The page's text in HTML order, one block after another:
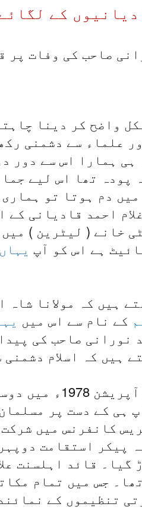
کے
صاحب کی وفات پر
واضح کر دینا
علماء سے دشمنی
ہی ہمارا اس سے دور
پودہ تھا اس لیے
دم ہوتا تو
احمد قادیانی
خانے ( لیٹرین ) میں
ہے اس کو آپ یہاں
ہیں کہ مولانا
کے نام سے اس میں
نورانی صاحب کی
ہیں کہ اسلام
مسلمان ہوا۔جمعرات 11/دسمبر
کانفرنس میں
جس میں تمام
تنظیموں کے